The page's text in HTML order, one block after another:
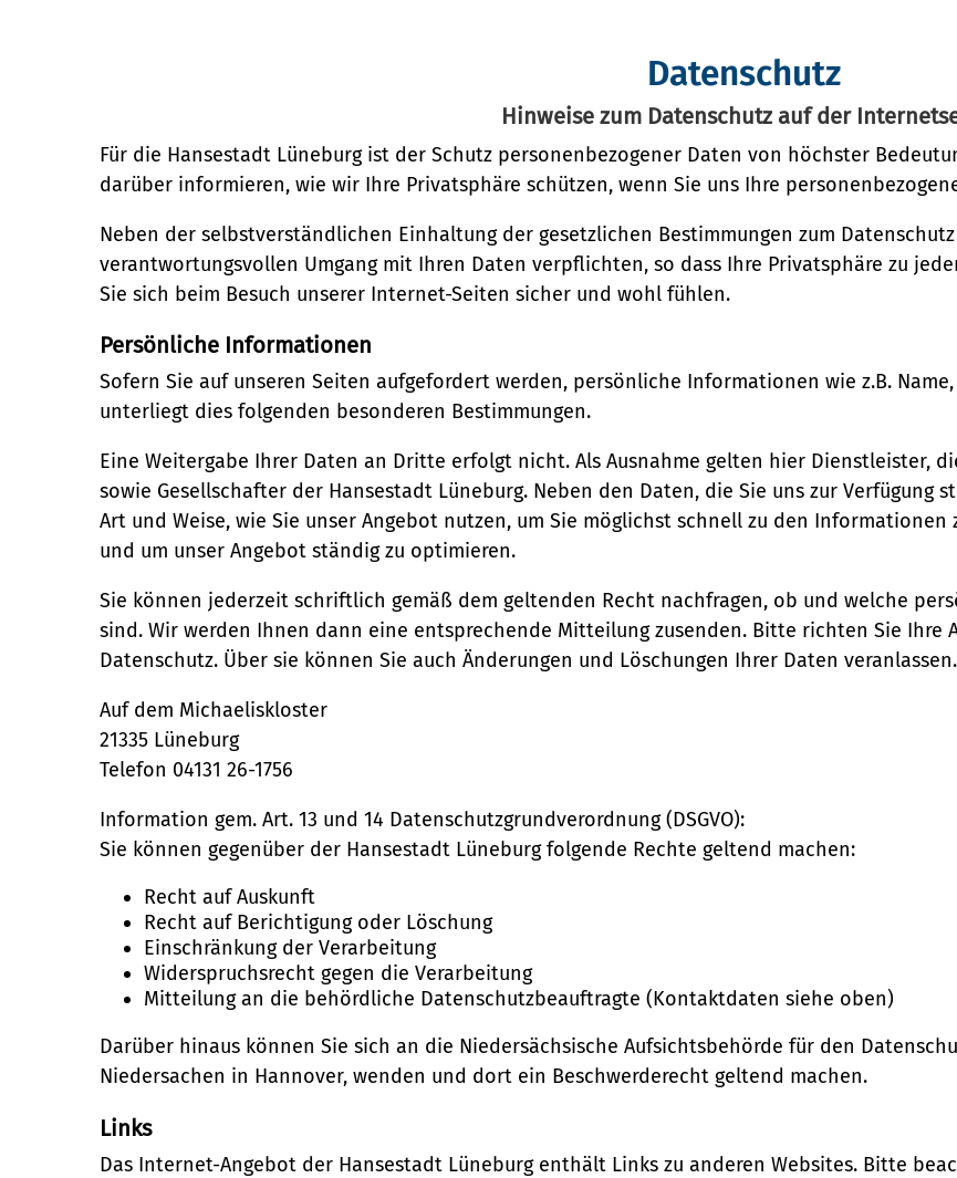
Sanierungsgebiete
Wohnen
Sport
Stadtarchiv
Tourismus
Veranstaltungskalender (Metropolregion HH)
Gesellschaft, Soziales und Bildung
Bildung
Familie und Betreuung
Stadtteilarbeit
Ehrenamt
Sicherheit und Ordnung
Ordnungsamt
Schiedsamt
Ortsrecht
Straßenreinigung und Winterdienst
Telefon:
04131 - 309-0
E-Mail:
stadt@stadt.lueneburg.de
Anschrift:
21335 Lüneburg
Datenschutz
Hinweise zum Datenschutz auf der
Für die Hansestadt Lüneburg ist der Schutz personenbezogener Daten von höchster
darüber informieren, wie wir Ihre Privatsphäre schützen, wenn Sie uns Ihre
Neben der selbstverständlichen Einhaltung der gesetzlichen Bestimmungen zum
verantwortungsvollen Umgang mit Ihren Daten verpflichten, so dass Ihre Privatsphäre zu
Sie sich beim Besuch unserer Internet-Seiten sicher und wohl fühlen.
Persönliche Informationen
Sofern Sie auf unseren Seiten aufgefordert werden, persönliche Informationen wie z.B.
unterliegt dies folgenden besonderen Bestimmungen.
Eine Weitergabe Ihrer Daten an Dritte erfolgt nicht. Als Ausnahme gelten hier Dienstleister,
sowie Gesellschafter der Hansestadt Lüneburg. Neben den Daten, die Sie uns zur
Art und Weise, wie Sie unser Angebot nutzen, um Sie möglichst schnell zu den
und um unser Angebot ständig zu optimieren.
Sie können jederzeit schriftlich gemäß dem geltenden Recht nachfragen, ob und welche
sind. Wir werden Ihnen dann eine entsprechende Mitteilung zusenden. Bitte richten Sie Ihre
Datenschutz. Über sie können Sie auch Änderungen und Löschungen Ihrer Daten veranlassen.
Auf dem Michaeliskloster
21335 Lüneburg
Telefon 04131 26-1756
Information gem. Art. 13 und 14 Datenschutzgrundverordnung (DSGVO):
Sie können gegenüber der Hansestadt Lüneburg folgende Rechte geltend machen:
Recht auf Auskunft
Recht auf Berichtigung oder Löschung
Einschränkung der Verarbeitung
Widerspruchsrecht gegen die Verarbeitung
Mitteilung an die behördliche Datenschutzbeauftragte (Kontaktdaten siehe oben)
Darüber hinaus können Sie sich an die Niedersächsische Aufsichtsbehörde für den
Niedersachen in Hannover, wenden und dort ein Beschwerderecht geltend machen.
Links
Das Internet-Angebot der Hansestadt Lüneburg enthält Links zu anderen Websites. Bitte